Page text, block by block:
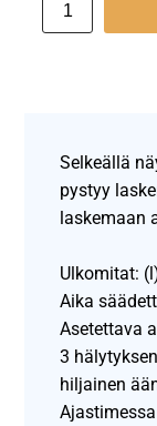
Selkeällä
pystyy
laskemaan
Ulkomitat:
Aika
Asetettava
3
hiljainen